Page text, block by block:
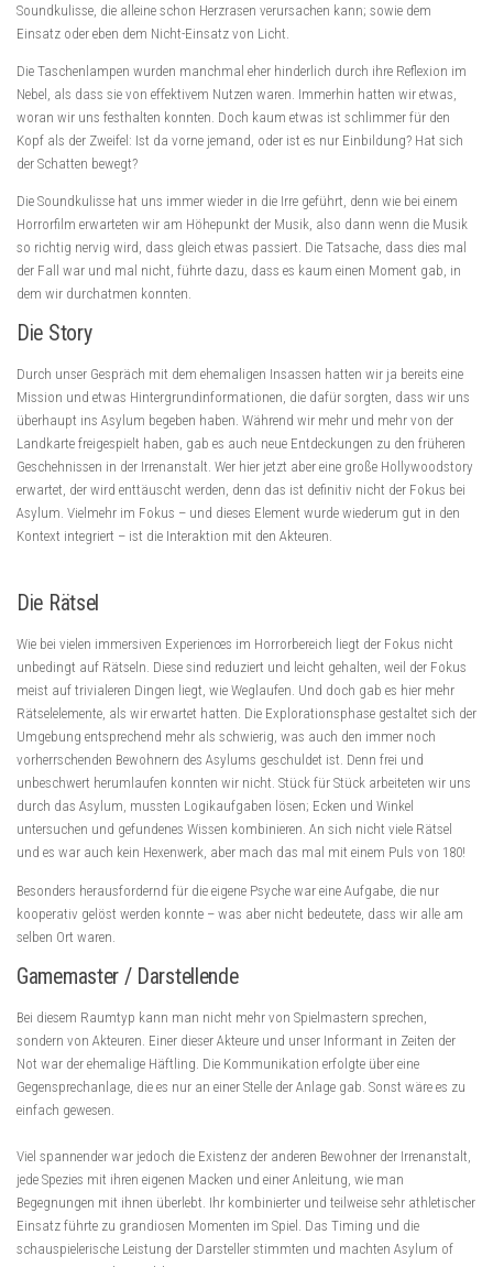
Soundkulisse, die alleine schon Herzrasen verursachen kann; sowie dem
Einsatz oder eben dem Nicht-Einsatz von Licht.
Die Taschenlampen wurden manchmal eher hinderlich durch ihre Reflexion im
Nebel, als dass sie von effektivem Nutzen waren. Immerhin hatten wir etwas,
woran wir uns festhalten konnten. Doch kaum etwas ist schlimmer für den
Kopf als der Zweifel: Ist da vorne jemand, oder ist es nur Einbildung? Hat sich
der Schatten bewegt?
Die Soundkulisse hat uns immer wieder in die Irre geführt, denn wie bei einem
Horrorfilm erwarteten wir am Höhepunkt der Musik, also dann wenn die Musik
so richtig nervig wird, dass gleich etwas passiert. Die Tatsache, dass dies mal
der Fall war und mal nicht, führte dazu, dass es kaum einen Moment gab, in
dem wir durchatmen konnten.
Die Story
Durch unser Gespräch mit dem ehemaligen Insassen hatten wir ja bereits eine
Mission und etwas Hintergrundinformationen, die dafür sorgten, dass wir uns
überhaupt ins Asylum begeben haben. Während wir mehr und mehr von der
Landkarte freigespielt haben, gab es auch neue Entdeckungen zu den früheren
Geschehnissen in der Irrenanstalt. Wer hier jetzt aber eine große Hollywoodstory
erwartet, der wird enttäuscht werden, denn das ist definitiv nicht der Fokus bei
Asylum. Vielmehr im Fokus – und dieses Element wurde wiederum gut in den
Kontext integriert – ist die Interaktion mit den Akteuren.
Die Rätsel
Wie bei vielen immersiven Experiences im Horrorbereich liegt der Fokus nicht
unbedingt auf Rätseln. Diese sind reduziert und leicht gehalten, weil der Fokus
meist auf trivialeren Dingen liegt, wie Weglaufen. Und doch gab es hier mehr
Rätselelemente, als wir erwartet hatten. Die Explorationsphase gestaltet sich der
Umgebung entsprechend mehr als schwierig, was auch den immer noch
vorherrschenden Bewohnern des Asylums geschuldet ist. Denn frei und
unbeschwert herumlaufen konnten wir nicht. Stück für Stück arbeiteten wir uns
durch das Asylum, mussten Logikaufgaben lösen; Ecken und Winkel
untersuchen und gefundenes Wissen kombinieren. An sich nicht viele Rätsel
und es war auch kein Hexenwerk, aber mach das mal mit einem Puls von 180!
Besonders herausfordernd für die eigene Psyche war eine Aufgabe, die nur
kooperativ gelöst werden konnte – was aber nicht bedeutete, dass wir alle am
selben Ort waren.
Gamemaster / Darstellende
Bei diesem Raumtyp kann man nicht mehr von Spielmastern sprechen,
sondern von Akteuren. Einer dieser Akteure und unser Informant in Zeiten der
Not war der ehemalige Häftling. Die Kommunikation erfolgte über eine
Gegensprechanlage, die es nur an einer Stelle der Anlage gab. Sonst wäre es zu
einfach gewesen.
Viel spannender war jedoch die Existenz der anderen Bewohner der Irrenanstalt,
jede Spezies mit ihren eigenen Macken und einer Anleitung, wie man
Begegnungen mit ihnen überlebt. Ihr kombinierter und teilweise sehr athletischer
Einsatz führte zu grandiosen Momenten im Spiel. Das Timing und die
schauspielerische Leistung der Darsteller stimmten und machten Asylum of